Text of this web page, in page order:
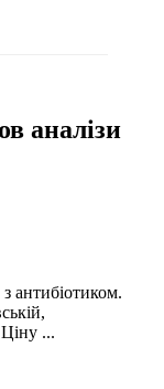
аналізи
антибіотиком.
...